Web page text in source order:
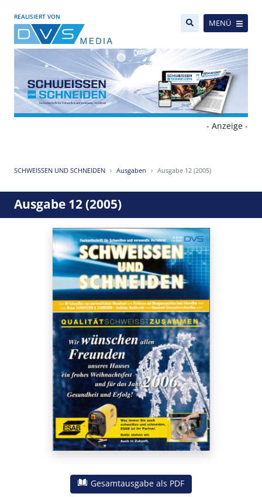
REALISIERT VON
MENÜ
- Anzeige -
SCHWEISSEN UND SCHNEIDEN Ausgaben Ausgabe 12 (2005)
Ausgabe 12 (2005)
Gesamtausgabe als PDF